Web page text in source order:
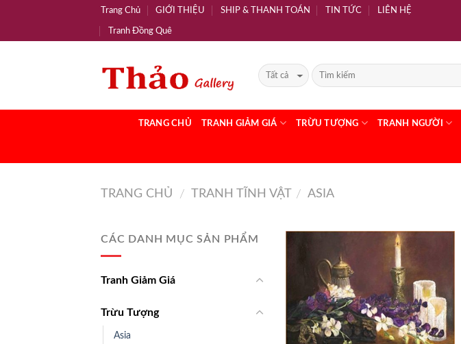
Trang Chủ GIỚI THIỆU SHIP & THANH TOÁN TIN TỨC LIÊN HỆ
Tranh Đồng Quê
TRANG CHỦ TRANH GIẢM GIÁ TRỪU TƯỢNG TRANH NGƯỜI
TRANG CHỦ / TRANH TĨNH VẬT / ASIA
CÁC DANH MỤC SẢN PHẨM
Tranh Giảm Giá
Trừu Tượng
Asia
+